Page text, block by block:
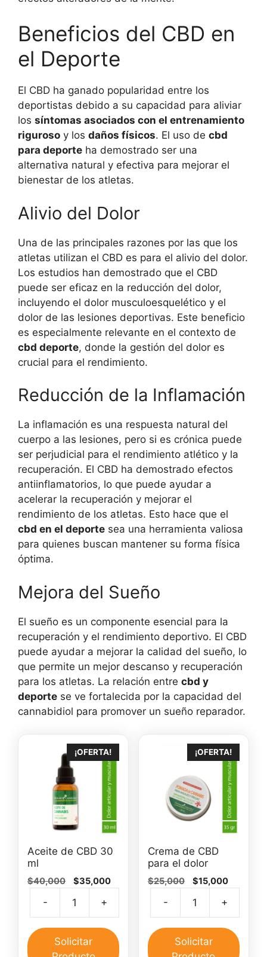
Beneficios del CBD en
el Deporte
El CBD ha ganado popularidad entre los
deportistas debido a su capacidad para aliviar
los síntomas asociados con el entrenamiento
riguroso y los daños físicos. El uso de cbd
para deporte ha demostrado ser una
alternativa natural y efectiva para mejorar el
bienestar de los atletas.
Alivio del Dolor
Una de las principales razones por las que los
atletas utilizan el CBD es para el alivio del dolor.
Los estudios han demostrado que el CBD
puede ser eficaz en la reducción del dolor,
incluyendo el dolor musculoesquelético y el
dolor de las lesiones deportivas. Este beneficio
es especialmente relevante en el contexto de
cbd deporte, donde la gestión del dolor es
crucial para el rendimiento.
Reducción de la Inflamación
La inflamación es una respuesta natural del
cuerpo a las lesiones, pero si es crónica puede
ser perjudicial para el rendimiento atlético y la
recuperación. El CBD ha demostrado efectos
antiinflamatorios, lo que puede ayudar a
acelerar la recuperación y mejorar el
rendimiento de los atletas. Esto hace que el
cbd en el deporte sea una herramienta valiosa
para quienes buscan mantener su forma física
óptima.
Mejora del Sueño
El sueño es un componente esencial para la
recuperación y el rendimiento deportivo. El CBD
puede ayudar a mejorar la calidad del sueño, lo
que permite un mejor descanso y recuperación
para los atletas. La relación entre cbd y
deporte se ve fortalecida por la capacidad del
cannabidiol para promover un sueño reparador.
¡OFERTA!
Aceite de CBD 30
ml
$40,000
El
original
era:
$40,000.
$35,000El
es:
$35,000.
-
CBD
30
+
Solicitar
¡OFERTA!
Crema de CBD
para el dolor
$25,000
El
original
era:
$25,000.
$15,000El
es:
$15,000.
-
CBD
para
+
Solicitar